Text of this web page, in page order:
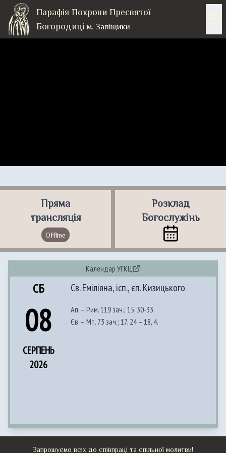
Парафія Покрови Пресвятої
Богородиці м. Заліщики
Пряма
трансляція
Offline
Розклад
Богослужінь
Календар УГКЦ
СБ
08
СЕРПЕНЬ
2026
Св. Еміліяна, ісп., єп. Кизицького
Ап. – Рим. 119 зач.; 15, 30-33.
Єв. – Мт. 73 зач.; 17, 24 – 18, 4.
Запрошуємо всіх до співпраці та спільної молитви!